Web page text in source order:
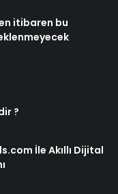
itibaren bu
?
İle Akıllı Dijital